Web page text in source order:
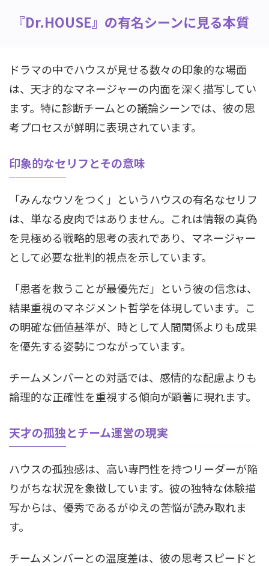
『Dr.HOUSE』の有名シーンに見る本質
ドラマの中でハウスが見せる数々の印象的な場面
は、天才的なマネージャーの内面を深く描写してい
ます。特に診断チームとの議論シーンでは、彼の思
考プロセスが鮮明に表現されています。
印象的なセリフとその意味
「みんなウソをつく」というハウスの有名なセリフ
は、単なる皮肉ではありません。これは情報の真偽
を見極める戦略的思考の表れであり、マネージャー
として必要な批判的視点を示しています。
「患者を救うことが最優先だ」という彼の信念は、
結果重視のマネジメント哲学を体現しています。こ
の明確な価値基準が、時として人間関係よりも成果
を優先する姿勢につながっています。
チームメンバーとの対話では、感情的な配慮よりも
論理的な正確性を重視する傾向が顕著に現れます。
天才の孤独とチーム運営の現実
ハウスの孤独感は、高い専門性を持つリーダーが陥
りがちな状況を象徴しています。彼の独特な体験描
写からは、優秀であるがゆえの苦悩が読み取れま
す。
チームメンバーとの温度差は、彼の思考スピードと